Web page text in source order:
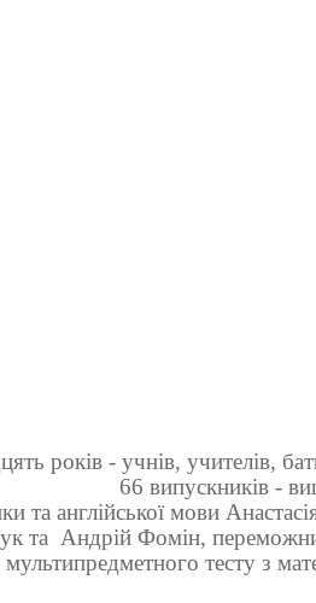
років - учнів, учителів,
66 випускників -
та англійської мови
та
Андрій Фомін,
тесту з